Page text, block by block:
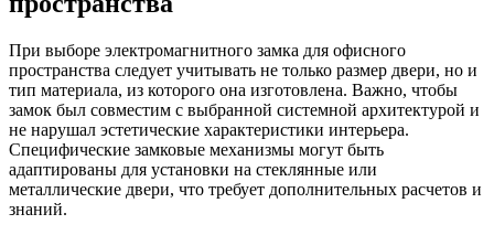
При выборе электромагнитного замка для офисного
пространства следует учитывать не только размер двери, но и
тип материала, из которого она изготовлена. Важно, чтобы
замок был совместим с выбранной системной архитектурой и
не нарушал эстетические характеристики интерьера.
Специфические замковые механизмы могут быть
адаптированы для установки на стеклянные или
металлические двери, что требует дополнительных расчетов и
знаний.